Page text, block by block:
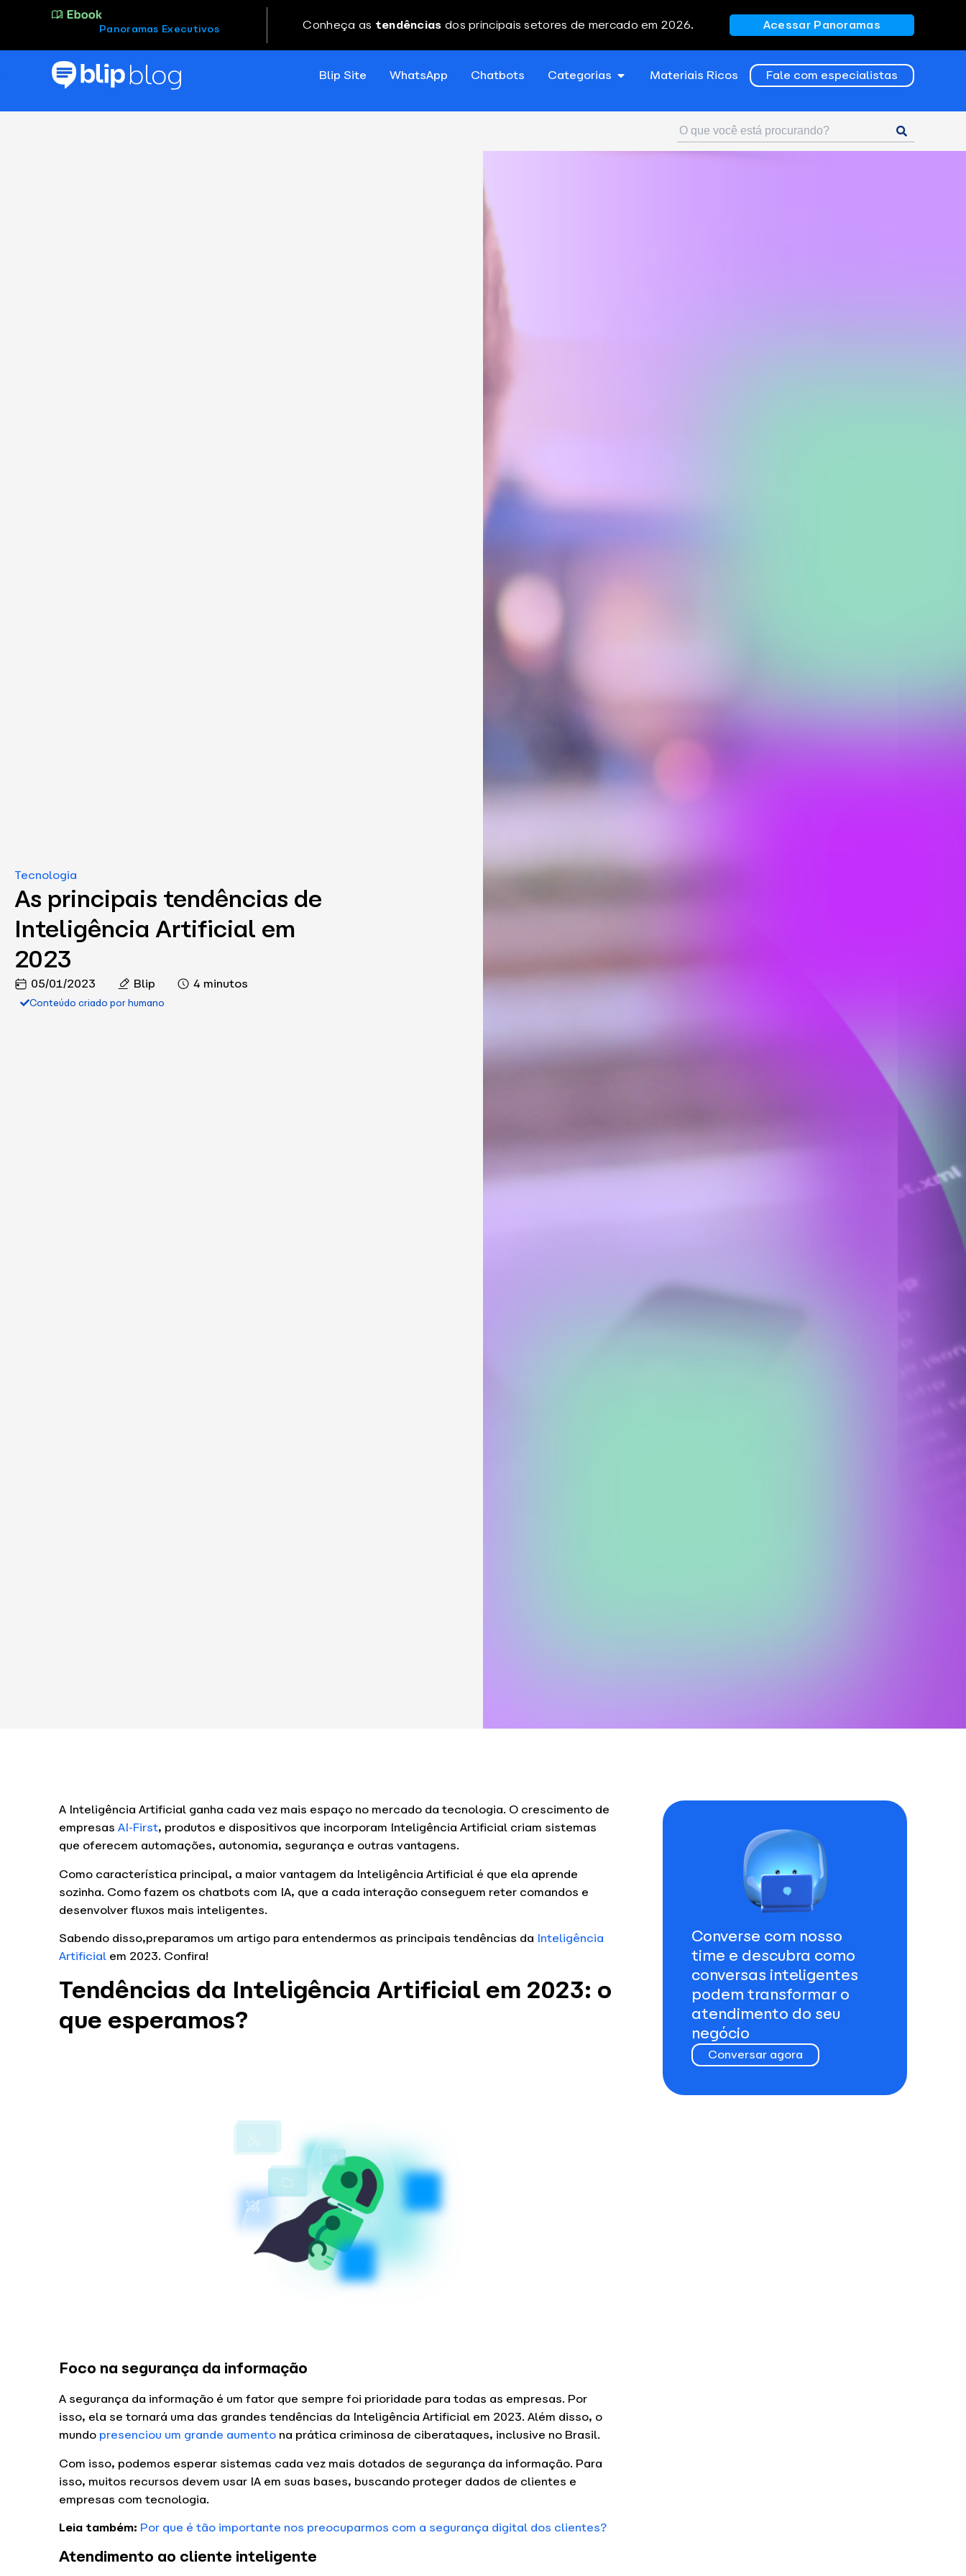
Panoramas Executivos Conheça as tendências dos principais setores de mercado em 2026. Acessar Panoramas
Blip Site WhatsApp Chatbots Categorias Materiais Ricos Fale com especialistas
Tecnologia
As principais tendências de
Inteligência Artificial em
2023
05/01/2023 Blip 4 minutos
Conteúdo criado por humano
A Inteligência Artificial ganha cada vez mais espaço no mercado da tecnologia. O crescimento de
empresas AI-First, produtos e dispositivos que incorporam Inteligência Artificial criam sistemas
que oferecem automações, autonomia, segurança e outras vantagens.
Como característica principal, a maior vantagem da Inteligência Artificial é que ela aprende
sozinha. Como fazem os chatbots com IA, que a cada interação conseguem reter comandos e
desenvolver fluxos mais inteligentes.
Sabendo disso,preparamos um artigo para entendermos as principais tendências da Inteligência
Artificial em 2023. Confira!
Tendências da Inteligência Artificial em 2023: o
que esperamos?
Foco na segurança da informação
A segurança da informação é um fator que sempre foi prioridade para todas as empresas. Por
isso, ela se tornará uma das grandes tendências da Inteligência Artificial em 2023. Além disso, o
mundopresenciou um grande aumentona prática criminosa de ciberataques, inclusive no Brasil.
Com isso, podemos esperar sistemas cada vez mais dotados de segurança da informação. Para
isso, muitos recursos devem usar IA em suas bases, buscando proteger dados de clientes e
empresas com tecnologia.
Leia também: Por que é tão importante nos preocuparmos com a segurança digital dos clientes?
Atendimento ao cliente inteligente
Converse com nosso
time e descubra como
conversas inteligentes
podem transformar o
atendimento do seu
negócio
Conversar agora